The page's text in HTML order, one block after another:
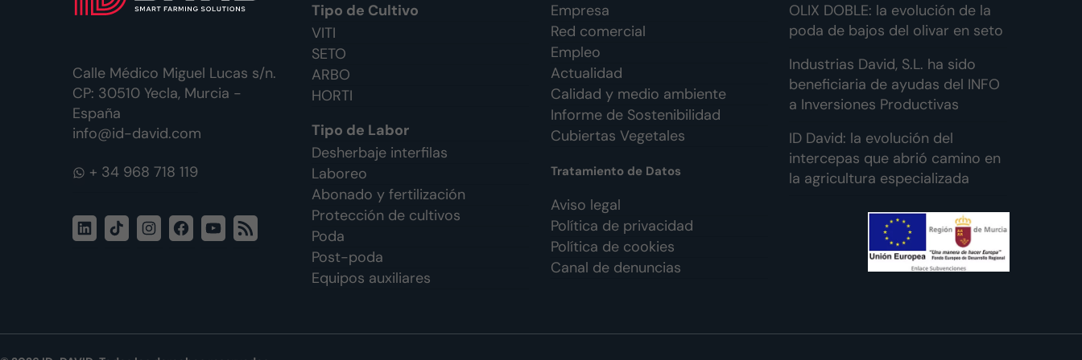
Calle Médico Miguel Lucas s/n.
CP: 30510 Yecla, Murcia -
España
info@id-david.com
WhatsApp
LinkedInTikTokInstagram
FacebookYouTube
Feed
RSS
Tipo de Cultivo
VITI
SETO
ARBO
HORTI
Tipo de Labor
Desherbaje interfilas
Laboreo
Abonado y fertilización
Protección de cultivos
Poda
Post-poda
Equipos auxiliares
Empresa
Red comercial
Empleo
Actualidad
Calidad y medio ambiente
Informe de Sostenibilidad
Cubiertas Vegetales
Tratamiento de Datos
Aviso legal
Política de privacidad
Política de cookies
Canal de denuncias
OLIX DOBLE: la evolución de la
poda de bajos del olivar en seto
Industrias David, S.L. ha sido
beneficiaria de ayudas del INFO
a Inversiones Productivas
ID David: la evolución del
intercepas que abrió camino en
la agricultura especializada